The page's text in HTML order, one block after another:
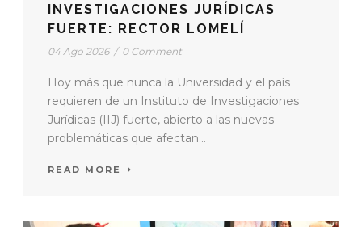
INVESTIGACIONES JURÍDICAS
FUERTE: RECTOR LOMELÍ
04 Ago 2026 / 0 Comment
Hoy más que nunca la Universidad y el país
requieren de un Instituto de Investigaciones
Jurídicas (IIJ) fuerte, abierto a las nuevas
problemáticas que afectan...
READ MORE